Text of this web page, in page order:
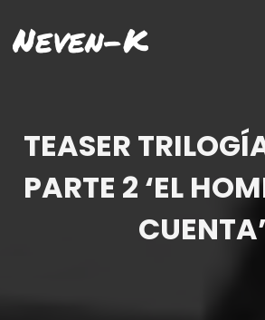
Neven-K
TEASER
PARTE 2 ‘EL
CUENTA’